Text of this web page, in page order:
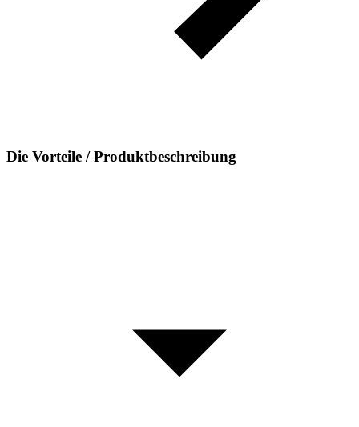
Die Vorteile / Produktbeschreibung